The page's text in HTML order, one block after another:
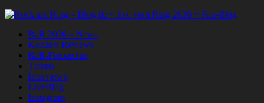
RaR 2026 – News
Konzert-Reviews
RaR-Fotoarchiv
Tickets
Interviews
LiveBlog
Instagram